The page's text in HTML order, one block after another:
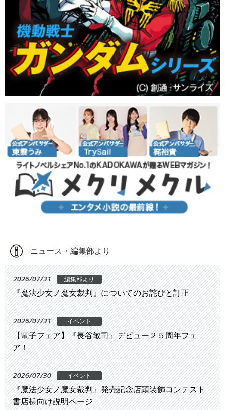
ニュース・編集部より
2026/07/31 編集部より
『魔法少女ノ魔女裁判』についてのお詫びと訂正
2026/07/31 イベント
【電子フェア】『長谷敏司』デビュー２５周年フェ
ア！
2026/07/30 イベント
『魔法少女ノ魔女裁判』発売記念店頭装飾コンテスト
書店様向け説明ページ